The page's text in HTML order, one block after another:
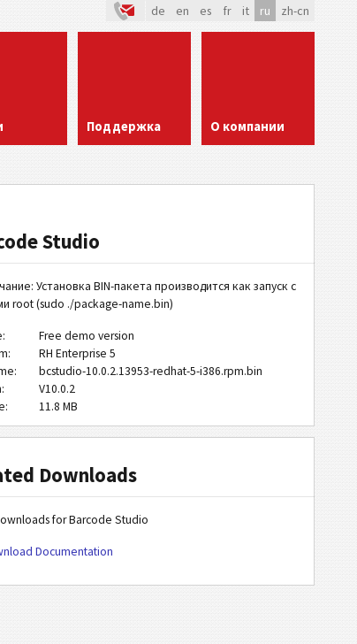
de en es fr it ru zh-cn
Поддержка О компании
Studio
Установка BIN-пакета производится как запуск с
root (sudo ./package-name.bin)
Free demo version
RH Enterprise 5
bcstudio-10.0.2.13953-redhat-5-i386.rpm.bin
V10.0.2
11.8 MB
Downloads
for Barcode Studio
Documentation